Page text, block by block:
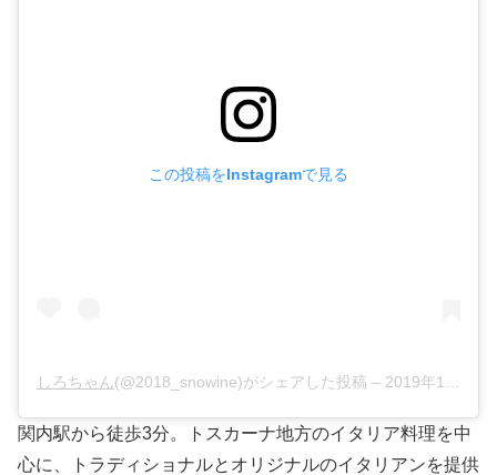
この投稿をInstagramで見る
しろちゃん(@2018_snowine)がシェアした投稿 – 2019年11月月30日午後8時27分PST
関内駅から徒歩3分。トスカーナ地方のイタリア料理を中
心に、トラディショナルとオリジナルのイタリアンを提供